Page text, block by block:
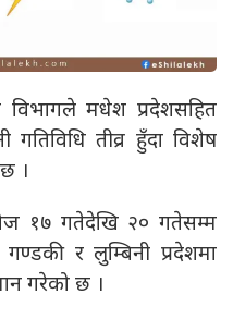
विभागले मधेश प्रदेशसहित
तीव्र हुँदा विशेष
।
१७ गतेदेखि २० गतेसम्म
र लुम्बिनी प्रदेशमा
गरेको छ ।